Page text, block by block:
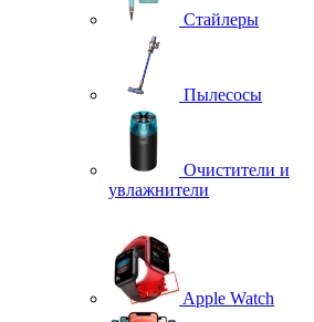
Стайлеры
Пылесосы
Очистители и
увлажнители
Apple Watch